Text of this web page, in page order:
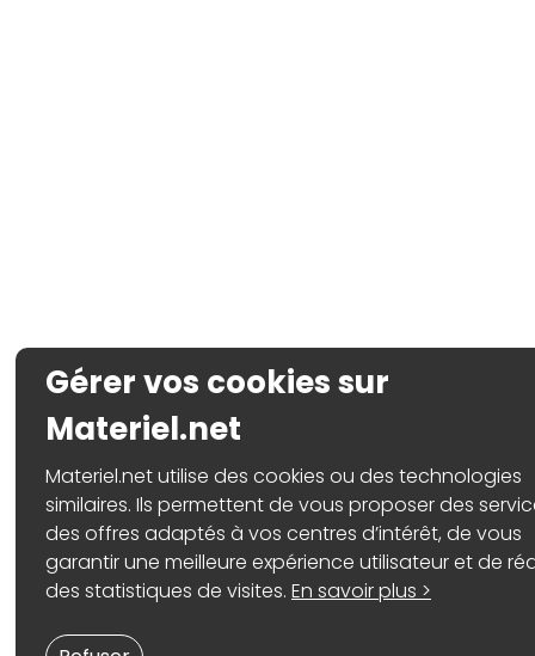
Gérer vos cookies sur
Materiel.net
Materiel.net utilise des cookies ou des technologies
similaires. Ils permettent de vous proposer des
des offres adaptés à vos centres d’intérêt, de vous
garantir une meilleure expérience utilisateur et de
des statistiques de visites.En savoir plus >